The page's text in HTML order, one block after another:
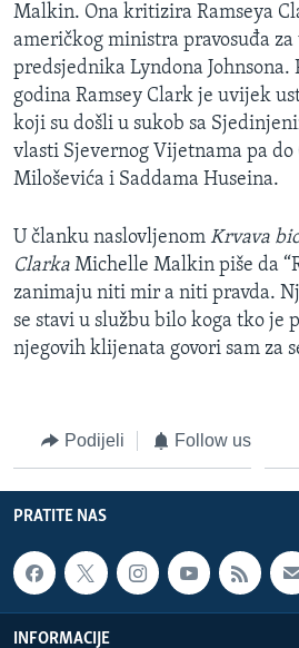
Malkin. Ona kritizira Ramseya
američkog ministra pravosuđa
predsjednika Lyndona
godina Ramsey Clark je uvijek
koji su došli u sukob sa
vlasti Sjevernog Vijetnama pa
Miloševića i Saddama Huseina.
U članku naslovljenom Krvava
Clarka Michelle Malkin piše da
zanimaju niti mir a niti pravda.
se stavi u službu bilo koga tko je
njegovih klijenata govori sam za
Podijeli Follow us
PRATITE NAS
INFORMACIJE